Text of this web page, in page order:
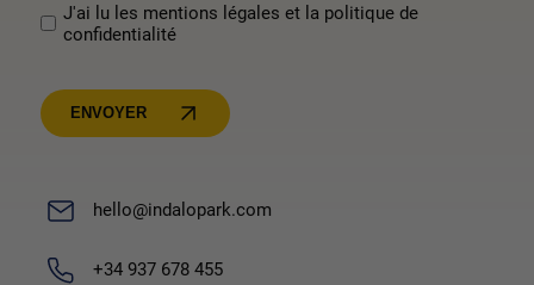
hello@indalopark.com
+34 937 678 455
J'ai lu les mentions légales et la politique de
confidentialité
ENVOYER